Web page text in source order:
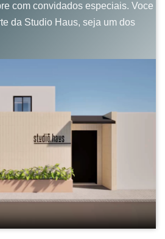
com convidados especiais. Voce
da Studio Haus, seja um dos